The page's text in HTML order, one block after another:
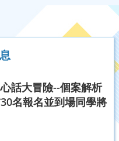
話大冒險--個案解析
名報名並到場同學將